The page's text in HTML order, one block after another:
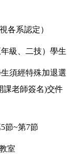
視各系認定）
級、二技）學生
須經特殊加退選
課老師簽名)交件
節~第7節
室